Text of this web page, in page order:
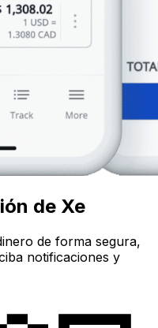
de Xe
de forma segura,
notificaciones y